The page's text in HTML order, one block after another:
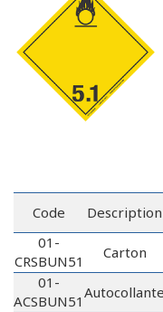
Code Description
01-
CRSBUN51
Carton
01-
ACSBUN51 Autocollante